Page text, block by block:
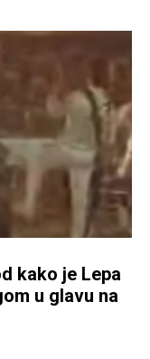
kako je Lepa
u glavu na